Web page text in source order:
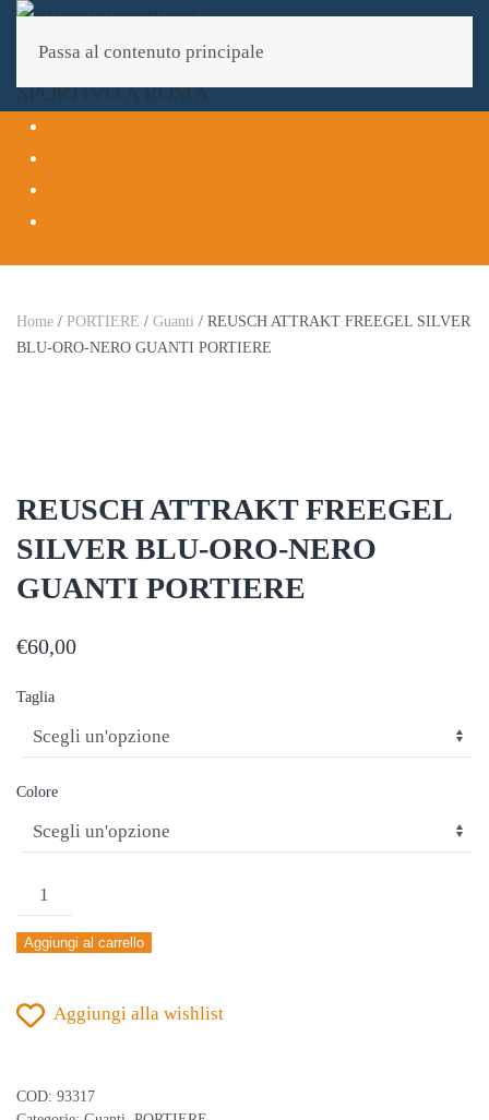
Passa al contenuto principale
Home / PORTIERE / Guanti / REUSCH ATTRAKT FREEGEL SILVER
BLU-ORO-NERO GUANTI PORTIERE
REUSCH ATTRAKT FREEGEL
SILVER BLU-ORO-NERO
GUANTI PORTIERE
€60,00
Taglia
Colore
REUSCH
ATTRAKT
FREEGEL
BLU-
GUANTI
Aggiungi al carrello
Aggiungi alla wishlist
COD: 93317